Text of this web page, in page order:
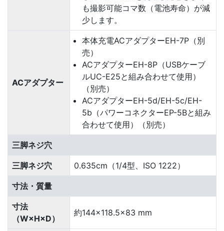
も撮影可能コマ数（電池寿命）が減
少します。
ACアダプター
本体充電ACアダプターEH-7P（別
売）
ACアダプターEH-8P（USBケーブ
ルUC-E25と組み合わせて使用）
（別売）
ACアダプターEH-5d/EH-5c/EH-
5b（パワーコネクターEP-5Bと組み
合わせて使用）（別売）
三脚ネジ穴
三脚ネジ穴 0.635cm（1/4型、ISO 1222）
寸法・質量
寸法
（W×H×D）
約144×118.5×83 mm